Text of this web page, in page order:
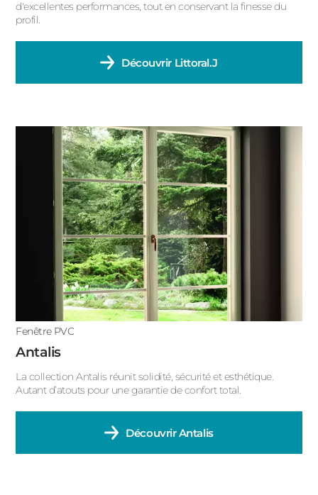
d'excellentes performances, tout en conservant la finesse du
profil.
Découvrir Littoral.J
Fenêtre PVC
Antalis
La collection Antalis réunit solidité, sécurité et esthétique.
Autant d’atouts pour une garantie de confort total.
DécouvrirAntalis